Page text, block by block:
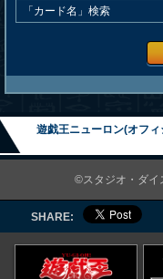
遊戯王ニューロン(オフ
©スタジオ・ダイ
SHARE: